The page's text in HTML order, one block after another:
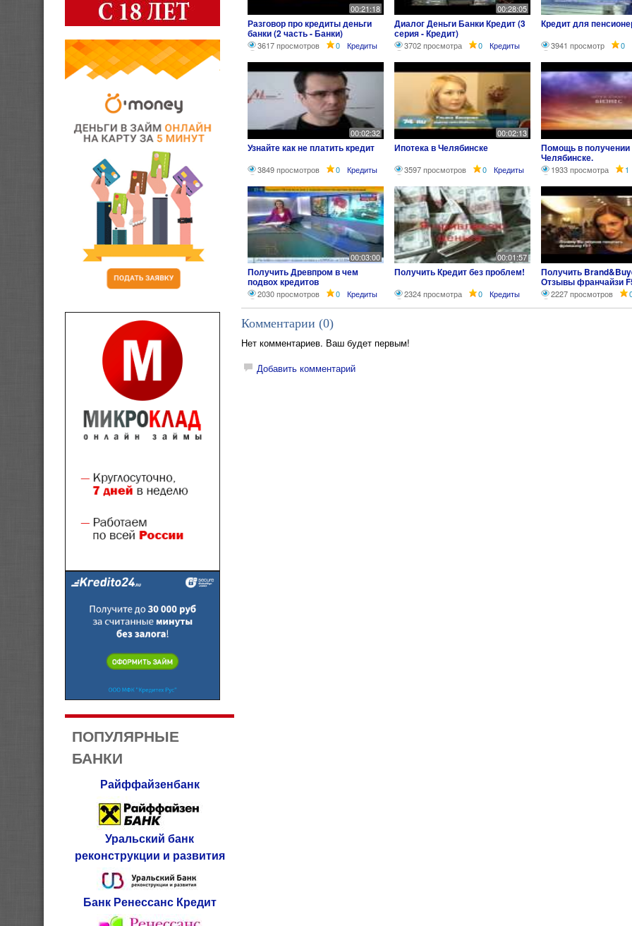
ПОПУЛЯРНЫЕ
БАНКИ
Райффайзенбанк
Уральский банк
реконструкции и развития
Банк Ренессанс Кредит
00:21:18
Разговор про кредиты деньги
банки (2 часть - Банки)
3617 просмотров 0 Кредиты
00:28:05
Диалог Деньги Банки Кредит (3
серия - Кредит)
3702 просмотра 0 Кредиты
Кредит для
3941 просмотр 0
00:02:32
Узнайте как не платить кредит
3849 просмотров 0 Кредиты
00:02:13
Ипотека в Челябинске
3597 просмотров 0 Кредиты
Помощь в получении
Челябинске.
1933 просмотра 1
00:03:00
Получить Древпром в чем
подвох кредитов
2030 просмотров 0 Кредиты
00:01:57
Получить Кредит без проблем!
2324 просмотра 0 Кредиты
Получить
Отзывы франчайзи
Светлана
г.Челябинск
2227 просмотров
Комментарии (0)
Нет комментариев. Ваш будет первым!
Добавить комментарий